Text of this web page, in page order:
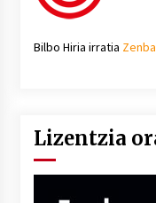
Bilbo Hiria irratia
Lizentzia